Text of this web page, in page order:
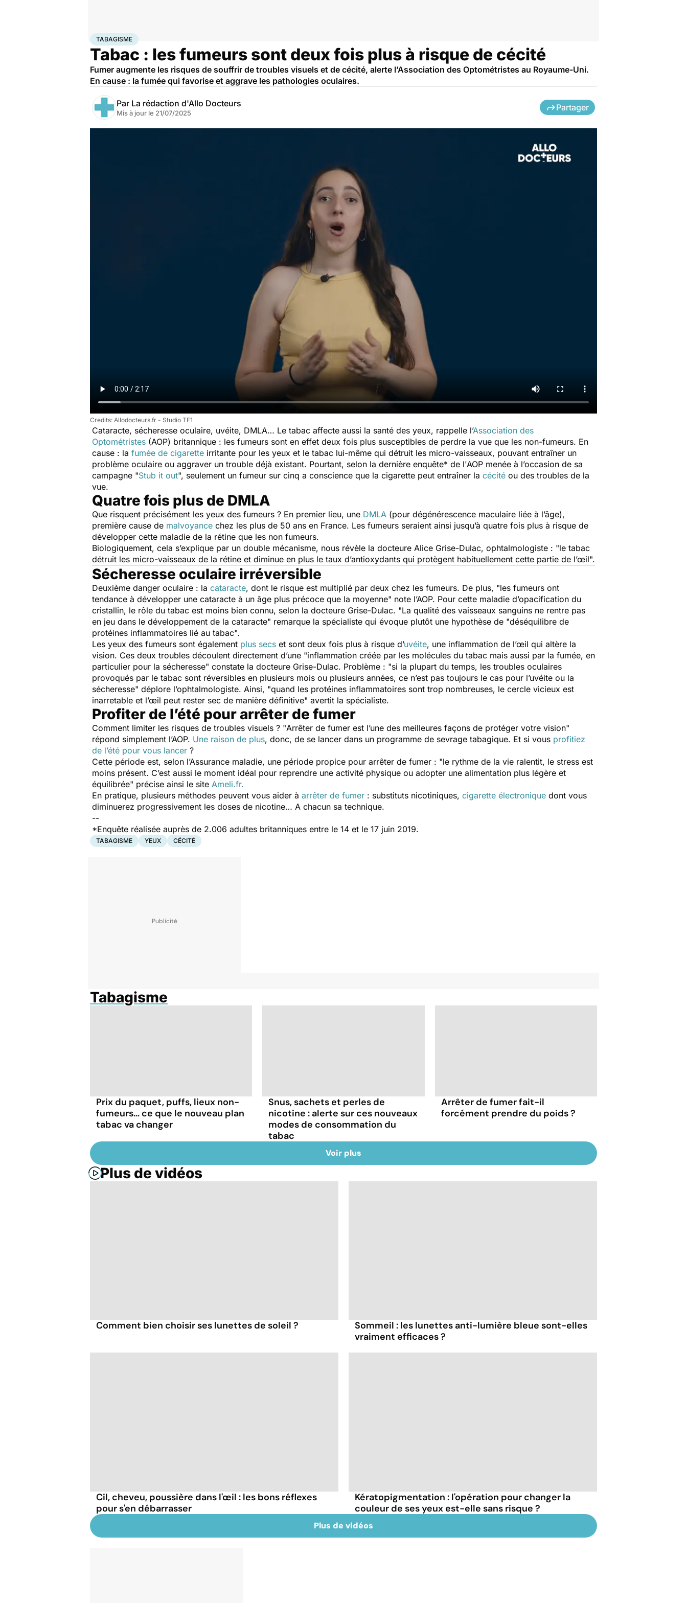
AccueilSantéMaladies
TABAGISME
Tabac : les fumeurs sont deux fois plus à risque de cécité
Fumer augmente les risques de souffrir de troubles visuels et de cécité, alerte l’Association des Optométristes au Royaume-Uni.
En cause : la fumée qui favorise et aggrave les pathologies oculaires.
Par La rédaction d'Allo Docteurs
Mis à jour le 21/07/2025
Partager
Allodocteurs.fr - Studio TF1
Cataracte, sécheresse oculaire, uvéite, DMLA… Le tabac affecte aussi la santé des yeux, rappelle l’Association des
Optométristes (AOP) britannique : les fumeurs sont en effet deux fois plus susceptibles de perdre la vue que les non-fumeurs. En
cause : la fumée de cigarette irritante pour les yeux et le tabac lui-même qui détruit les micro-vaisseaux, pouvant entraîner un
problème oculaire ou aggraver un trouble déjà existant. Pourtant, selon la dernière enquête* de l'AOP menée à l’occasion de sa
campagne "Stub it out", seulement un fumeur sur cinq a conscience que la cigarette peut entraîner la cécité ou des troubles de la
vue.
Quatre fois plus de DMLA
Que risquent précisément les yeux des fumeurs ? En premier lieu, une DMLA (pour dégénérescence maculaire liée à l’âge),
première cause de malvoyance chez les plus de 50 ans en France. Les fumeurs seraient ainsi jusqu’à quatre fois plus à risque de
développer cette maladie de la rétine que les non fumeurs.
Biologiquement, cela s’explique par un double mécanisme, nous révèle la docteure Alice Grise-Dulac, ophtalmologiste : "le tabac
détruit les micro-vaisseaux de la rétine et diminue en plus le taux d’antioxydants qui protègent habituellement cette partie de l’œil".
Sécheresse oculaire irréversible
Deuxième danger oculaire : la cataracte, dont le risque est multiplié par deux chez les fumeurs. De plus, "les fumeurs ont
tendance à développer une cataracte à un âge plus précoce que la moyenne" note l’AOP. Pour cette maladie d’opacification du
cristallin, le rôle du tabac est moins bien connu, selon la docteure Grise-Dulac. "La qualité des vaisseaux sanguins ne rentre pas
en jeu dans le développement de la cataracte" remarque la spécialiste qui évoque plutôt une hypothèse de "déséquilibre de
protéines inflammatoires lié au tabac".
Les yeux des fumeurs sont également plus secs et sont deux fois plus à risque d’uvéite, une inflammation de l’œil qui altère la
vision. Ces deux troubles découlent directement d’une "inflammation créée par les molécules du tabac mais aussi par la fumée, en
particulier pour la sécheresse" constate la docteure Grise-Dulac. Problème : "si la plupart du temps, les troubles oculaires
provoqués par le tabac sont réversibles en plusieurs mois ou plusieurs années, ce n’est pas toujours le cas pour l’uvéite ou la
sécheresse" déplore l’ophtalmologiste. Ainsi, "quand les protéines inflammatoires sont trop nombreuses, le cercle vicieux est
inarretable et l’œil peut rester sec de manière définitive" avertit la spécialiste.
Profiter de l’été pour arrêter de fumer
Comment limiter les risques de troubles visuels ? "Arrêter de fumer est l’une des meilleures façons de protéger votre vision"
répond simplement l’AOP. Une raison de plus, donc, de se lancer dans un programme de sevrage tabagique. Et si vous profitiez
de l’été pour vous lancer ?
Cette période est, selon l’Assurance maladie, une période propice pour arrêter de fumer : "le rythme de la vie ralentit, le stress est
moins présent. C’est aussi le moment idéal pour reprendre une activité physique ou adopter une alimentation plus légère et
équilibrée" précise ainsi le site Ameli.fr.
En pratique, plusieurs méthodes peuvent vous aider à arrêter de fumer : substituts nicotiniques, cigarette électronique dont vous
diminuerez progressivement les doses de nicotine… A chacun sa technique.
--
*Enquête réalisée auprès de 2.006 adultes britanniques entre le 14 et le 17 juin 2019.
TABAGISME YEUX CÉCITÉ
Tabagisme
Prix du paquet, puffs, lieux non-
fumeurs... ce que le nouveau plan
tabac va changer
Snus, sachets et perles de
nicotine : alerte sur ces nouveaux
modes de consommation du
tabac
Arrêter de fumer fait-il
forcément prendre du poids ?
Voir plus
Plus de vidéos
Comment bien choisir ses lunettes de soleil ?
Sommeil : les lunettes anti-lumière bleue sont-elles
vraiment efficaces ?
Cil, cheveu, poussière dans l'œil : les bons réflexes
pour s'en débarrasser
Kératopigmentation : l'opération pour changer la
couleur de ses yeux est-elle sans risque ?
Plus de vidéos